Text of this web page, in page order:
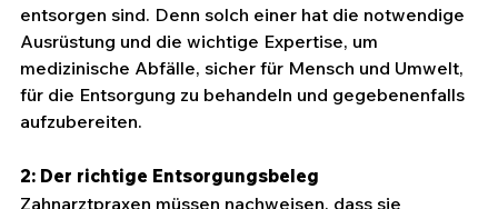
entsorgen sind. Denn solch einer hat die notwendige
Ausrüstung und die wichtige Expertise, um
medizinische Abfälle, sicher für Mensch und Umwelt,
für die Entsorgung zu behandeln und gegebenenfalls
aufzubereiten.
2: Der richtige Entsorgungsbeleg
Zahnarztpraxen müssen nachweisen, dass sie